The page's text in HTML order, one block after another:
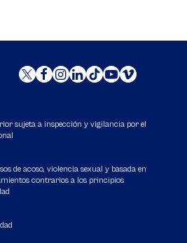
sujeta a inspección y vigilancia por el
de acoso, violencia sexual y basada en
contrarios a los principios